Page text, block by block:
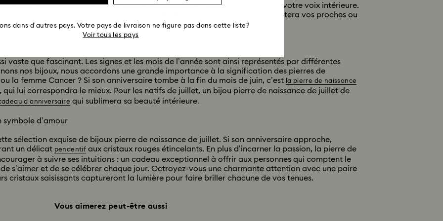
couleur rouge qui enflamme les passions et vous incite à écouter votre voix intérieure.
leur nuance aussi profonde qu’éclatante. Trouvez le cadeau qui enchantera vos proches ou
vaste que fascinant. Les signes et les mois de l’année sont ainsi représentés par différentes
nos bijoux, nous accordons une grande importance à la signification des pierres de
la femme Cancer ? Si son anniversaire tombe à la fin du mois de juin, c’est la pierre de naissance
lui correspondra le mieux. Pour les natifs de juillet, un bijou pierre de naissance de juillet de
d’anniversaire qui sublimera sa beauté intérieure.
symbole d’amour
sélection exquise de bijoux pierre de naissance de juillet. Si son anniversaire approche,
un délicat pendentif aux cristaux rouges étincelants. En plus d’incarner la passion, la pierre de
à suivre ses intuitions : un cadeau exceptionnel à offrir aux personnes qui comptent le
s’aimer et de se célébrer chaque jour. Octroyez-vous une charmante attention avec une paire
cristaux saisissants captureront la lumière pour faire briller chacune de vos tenues.
Vous aimerez peut-être aussi
dans d’autres pays. Votre pays de livraison ne figure pas dans cette liste?
Voir tous les pays